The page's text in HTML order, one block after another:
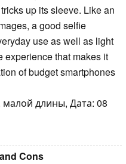
up its sleeve. Like an
a good selfie
use as well as light
experience that makes it
of budget smartphones
длины, Дата: 08
Cons